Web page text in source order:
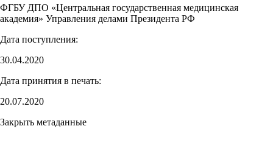
ФГБУ ДПО «Центральная государственная медицинская
академия» Управления делами Президента РФ
Дата поступления:
30.04.2020
Дата принятия в печать:
20.07.2020
Закрыть метаданные